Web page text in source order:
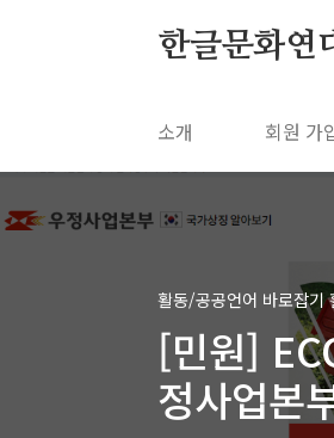
한글문화연
소개 회원 가
활동/공공언어 바로잡기
[민원]
정사업본